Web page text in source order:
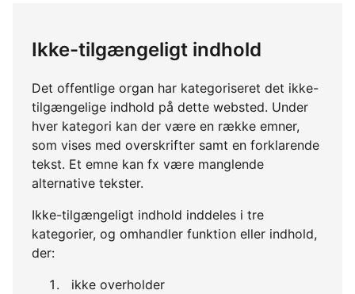
Ikke-tilgængeligt indhold
Det offentlige organ har kategoriseret det ikke-
tilgængelige indhold på dette websted. Under
hver kategori kan der være en række emner,
som vises med overskrifter samt en forklarende
tekst. Et emne kan fx være manglende
alternative tekster.
Ikke-tilgængeligt indhold inddeles i tre
kategorier, og omhandler funktion eller indhold,
der:
ikke overholder